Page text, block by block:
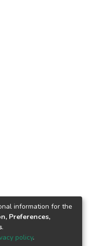
information for the
Preferences,
.
policy.